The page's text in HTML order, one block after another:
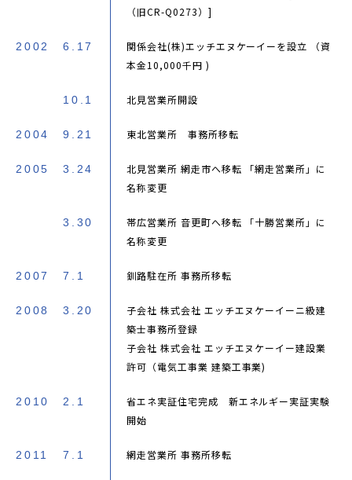
（旧CR-Q0273）]
2002 6.17
関係会社(株)エッチエヌケーイーを設立 （資
本金10,000千円 )
10.1 北見営業所開設
2004 9.21 東北営業所 事務所移転
2005 3.24
北見営業所 網走市へ移転 「網走営業所」に
名称変更
3.30
帯広営業所 音更町へ移転 「十勝営業所」に
名称変更
2007 7.1 釧路駐在所 事務所移転
2008 3.20
子会社 株式会社 エッチエヌケーイーニ級建
築士事務所登録
子会社 株式会社 エッチエヌケーイー建設業
許可（電気工事業 建築工事業)
2010 2.1
省エネ実証住宅完成 新エネルギー実証実験
開始
2011 7.1 網走営業所 事務所移転